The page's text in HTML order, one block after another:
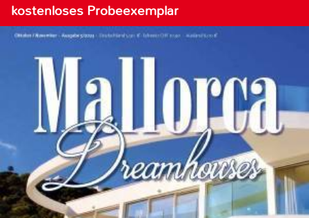
kostenloses Probeexemplar